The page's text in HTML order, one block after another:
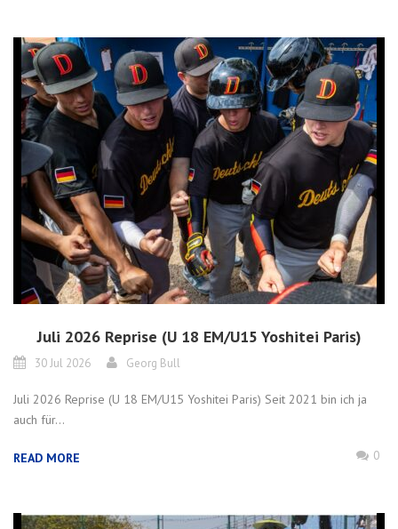
Juli 2026 Reprise (U 18 EM/U15 Yoshitei Paris)
30 Jul 2026 Georg Bull
Juli 2026 Reprise (U 18 EM/U15 Yoshitei Paris) Seit 2021 bin ich ja
auch für...
READ MORE 0